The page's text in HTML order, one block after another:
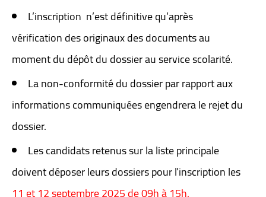
L’inscription n’est définitive qu’après
vérification des originaux des documents au
moment du dépôt du dossier au service scolarité.
La non-conformité du dossier par rapport aux
informations communiquées engendrera le rejet du
dossier.
Les candidats retenus sur la liste principale
doivent déposer leurs dossiers pour l’inscription les